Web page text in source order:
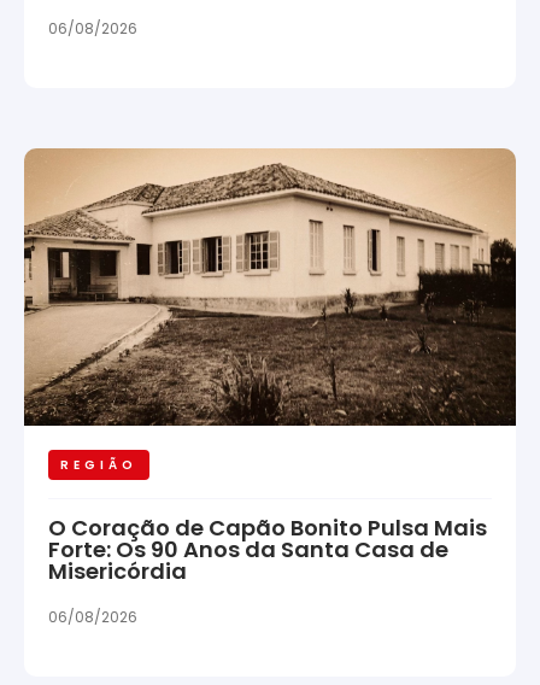
06/08/2026
REGIÃO
O Coração de Capão Bonito Pulsa Mais
Forte: Os 90 Anos da Santa Casa de
Misericórdia
06/08/2026